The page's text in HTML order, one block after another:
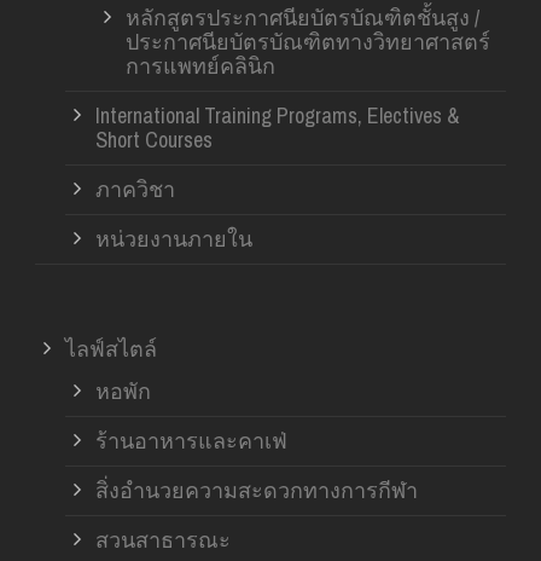
หลักสูตรประกาศนียบัตรบัณฑิตชั้นสูง /
ประกาศนียบัตรบัณฑิตทางวิทยาศาสตร์
การแพทย์คลินิก
International Training Programs, Electives &
Short Courses
ภาควิชา
หน่วยงานภายใน
ไลฟ์สไตล์
หอพัก
ร้านอาหารและคาเฟ่
สิ่งอำนวยความสะดวกทางการกีฬา
สวนสาธารณะ